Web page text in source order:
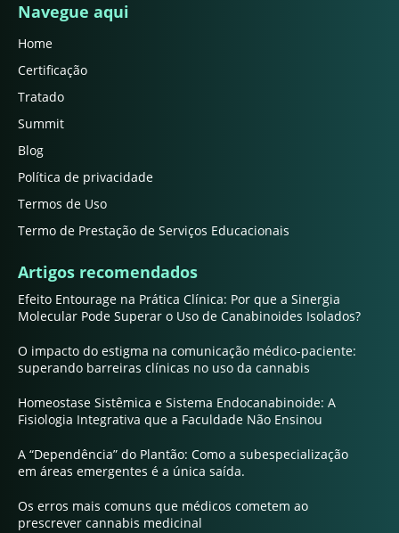
Navegue aqui
Home
Certificação
Tratado
Summit
Blog
Política de privacidade
Termos de Uso
Termo de Prestação de Serviços Educacionais
Artigos recomendados
Efeito Entourage na Prática Clínica: Por que a Sinergia
Molecular Pode Superar o Uso de Canabinoides Isolados?
O impacto do estigma na comunicação médico-paciente:
superando barreiras clínicas no uso da cannabis
Homeostase Sistêmica e Sistema Endocanabinoide: A
Fisiologia Integrativa que a Faculdade Não Ensinou
A “Dependência” do Plantão: Como a subespecialização
em áreas emergentes é a única saída.
Os erros mais comuns que médicos cometem ao
prescrever cannabis medicinal